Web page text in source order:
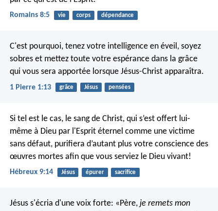
Romains 8:5 vie corps dépendance
C'est pourquoi, tenez votre intelligence en éveil, soyez
sobres et mettez toute votre espérance dans la grâce
qui vous sera apportée lorsque Jésus-Christ apparaîtra.
1 Pierre 1:13 grâce Jésus pensées
Si tel est le cas, le sang de Christ, qui s’est offert lui-
même à Dieu par l'Esprit éternel comme une victime
sans défaut, purifiera d’autant plus votre conscience des
œuvres mortes afin que vous serviez le Dieu vivant!
Hébreux 9:14 Jésus épurer sacrifice
Jésus s'écria d'une voix forte: «Père, je remets mon